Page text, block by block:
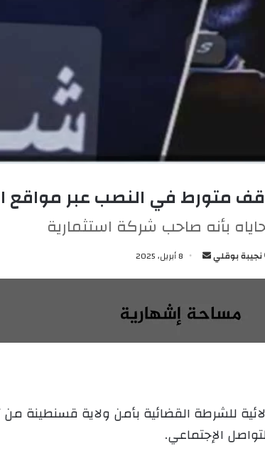
متورط في النصب عبر مواقع
بأنه صاحب شركة استثمارية
نجيبة بوقلي
ل
ب
ر
إ
ل
ك
8 أبريل، 2025
الإجتماعي.